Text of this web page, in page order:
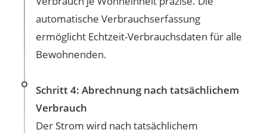
automatische Verbrauchserfassung
ermöglicht Echtzeit-Verbrauchsdaten für alle
Bewohnenden.
Schritt 4: Abrechnung nach tatsächlichem
Verbrauch
Der Strom wird nach tatsächlichem